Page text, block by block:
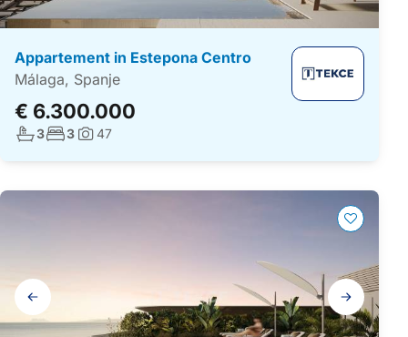
Appartement in Estepona Centro
Málaga, Spanje
€ 6.300.000
Aantal badkamers:
3Aantal slaapkamers:
3Foto's:
47
Galerij
navigatie